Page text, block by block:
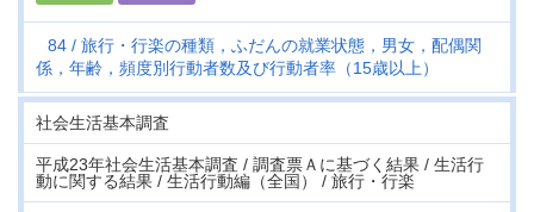
84
旅行・行楽の種類，ふだんの就業状態，男女，配偶関
係，年齢，頻度別行動者数及び行動者率（15歳以上）
社会生活基本調査
平成23年社会生活基本調査 / 調査票Ａに基づく結果 / 生活行
動に関する結果 / 生活行動編（全国） / 旅行・行楽